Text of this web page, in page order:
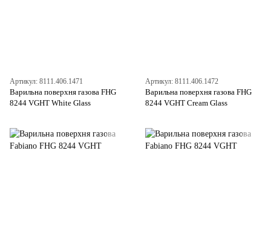
Артикул: 8111.406.1471
Варильна поверхня газова FHG
8244 VGHT White Glass
Артикул: 8111.406.1472
Варильна поверхня газова FHG
8244 VGHT Cream Glass